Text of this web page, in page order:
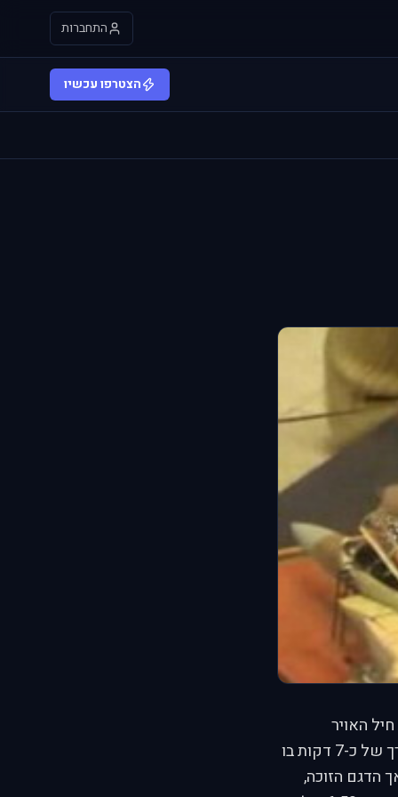
התחברות
הצטרפו עכשיו
חיל האויר
החליט להציג לנו טעימה קטנה ממה שהלך שם ופירסם סרטון באורך של כ-7 דקות בו
הדגם הזוכה,